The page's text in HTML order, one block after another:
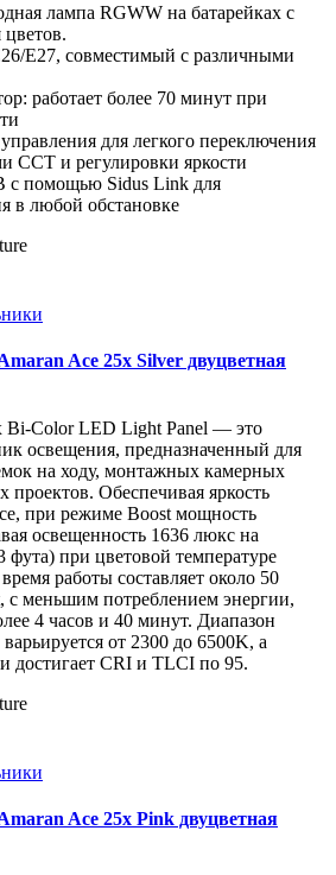
лампа RGWW на батарейках с
E27, совместимый с различными
работает более 70 минут при
для легкого переключения
CCT и регулировки яркости
с помощью Sidus Link для
в любой обстановке
Ace 25x Silver двуцветная
Bi-Color LED Light Panel — это
освещения, предназначенный для
на ходу, монтажных камерных
проектов. Обеспечивая яркость
при режиме Boost мощность
освещенность 1636 люкс на
фута) при цветовой температуре
работы составляет около 50
меньшим потреблением энергии,
4 часов и 40 минут. Диапазон
от 2300 до 6500K, а
достигает CRI и TLCI по 95.
Ace 25x Pink двуцветная